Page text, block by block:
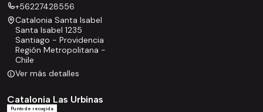
+56227428556
Catalonia Santa Isabel
Santa Isabel 1235
Santiago - Providencia
Región Metropolitana -
Chile
Ver más detalles
Catalonia Las Urbinas
Punto de recogida